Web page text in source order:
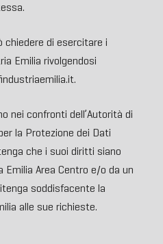
chiedere di esercitare i
Emilia rivolgendosi
nei confronti dell’Autorità di
la Protezione dei Dati
che i suoi diritti siano
Area Centro e/o da un
soddisfacente la
alle sue richieste.